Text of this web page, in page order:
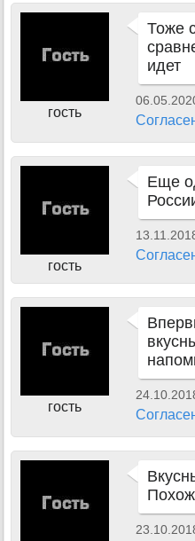
гость
Тоже
идет
гость
Еще
гость
Похож